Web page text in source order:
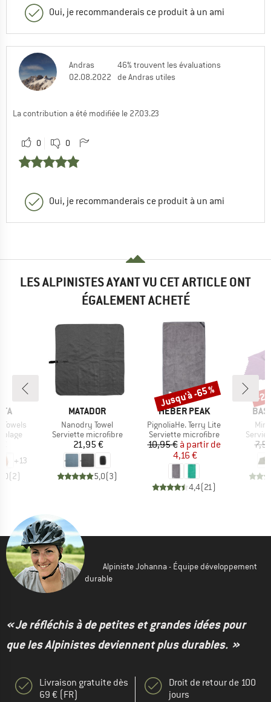
Oui, je recommanderais ce produit à un ami
Andras
02.08.2022
46% trouvent les évaluations
de Andras utiles
La contribution a été modifiée le 27.03.23
0 0
Oui, je recommanderais ce produit à un ami
LES ALPINISTES AYANT VU CET ARTICLE ONT
ÉGALEMENT ACHETÉ
plage
+13
(2)
MARQUE
MATADOR
Article
Nanodry Towel
Product group
Serviette microfibre
Prix
21,95 €
5,0(3)
MARQUE
HEBER PEAK
Article
PignoliaHe. Terry Lite
Product group
Serviette microfibre
Prix
10,95 € Prix réduit
à partir de
4,16 €
4,4(21)
Remise
Jusqu'à -65 % -
Alpiniste Johanna - Équipe développement
durable
« Je réfléchis à de petites et grandes idées pour
que les Alpinistes deviennent plus durables. »
Livraison gratuite dès
69 € (FR)
Droit de retour de 100
jours